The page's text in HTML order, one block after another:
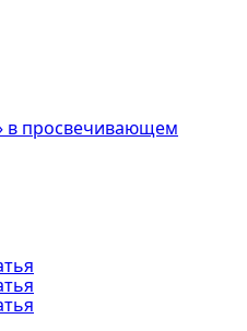
в просвечивающем